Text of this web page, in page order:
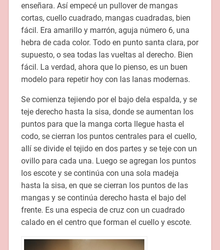
enseñara. Así empecé un pullover de mangas
cortas, cuello cuadrado, mangas cuadradas, bien
fácil. Era amarillo y marrón, aguja número 6, una
hebra de cada color. Todo en punto santa clara, por
supuesto, o sea todas las vueltas al derecho. Bien
fácil. La verdad, ahora que lo pienso, es un buen
modelo para repetir hoy con las lanas modernas.
Se comienza tejiendo por el bajo dela espalda, y se
teje derecho hasta la sisa, donde se aumentan los
puntos para que la manga corta llegue hasta el
codo, se cierran los puntos centrales para el cuello,
allí se divide el tejido en dos partes y se teje con un
ovillo para cada una. Luego se agregan los puntos
los escote y se continúa con una sola madeja
hasta la sisa, en que se cierran los puntos de las
mangas y se continúa derecho hasta el bajo del
frente. Es una especia de cruz con un cuadrado
calado en el centro que forman el cuello y escote.